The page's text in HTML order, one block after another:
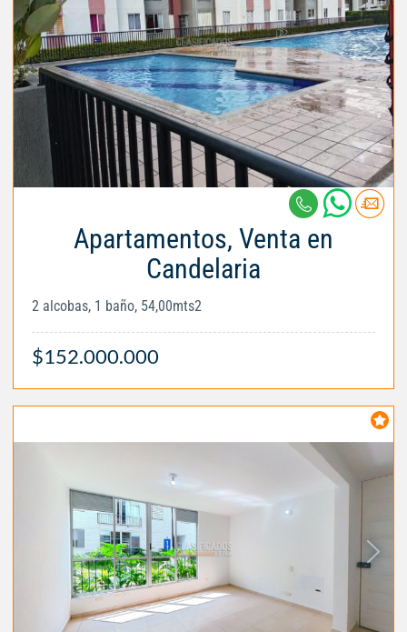
Apartamentos, Venta en
Candelaria
2 alcobas, 1 baño, 54,00mts2
$152.000.000